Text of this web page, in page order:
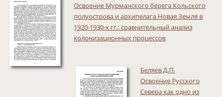
Освоение Мурманского берега Кольского
полуострова и архипелага Новая Земля в
1920-1930-х гг.: сравнительный анализ
колонизационных процессов
Беляев Д.П.
Освоение Русского
Севера как одно из